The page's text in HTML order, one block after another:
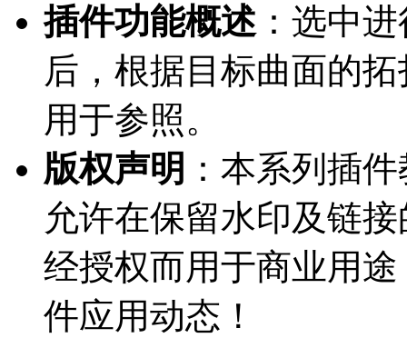
插件功能概述 ：选中
后，根据目标曲面的
用于参照。
版权声明 ：本系列插
允许在保留水印及链
经授权而用于商业用
件应用动态！